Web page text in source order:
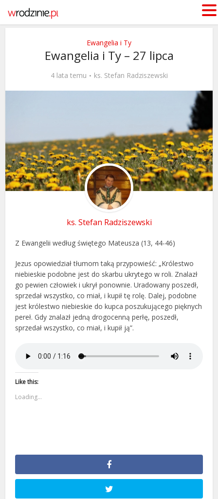
Ewangelia i Ty
Ewangelia i Ty – 27 lipca
4 lata temu ks. Stefan Radziszewski
ks. Stefan Radziszewski
Z Ewangelii według świętego Mateusza (13, 44-46)
Jezus opowiedział tłumom taką przypowieść: „Królestwo
niebieskie podobne jest do skarbu ukrytego w roli. Znalazł
go pewien człowiek i ukrył ponownie. Uradowany poszedł,
sprzedał wszystko, co miał, i kupił tę rolę. Dalej, podobne
jest królestwo niebieskie do kupca poszukującego pięknych
pereł. Gdy znalazł jedną drogocenną perłę, poszedł,
sprzedał wszystko, co miał, i kupił ją”.
Like this:
Loading...